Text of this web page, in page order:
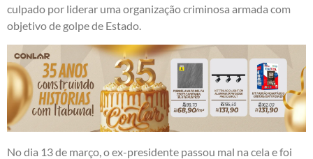
culpado por liderar uma organização criminosa armada com
objetivo de golpe de Estado.
No dia 13 de março, o ex-presidente passou mal na cela e foi